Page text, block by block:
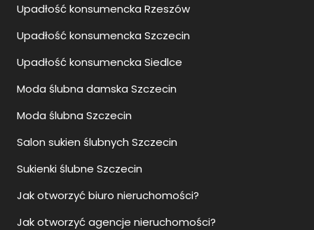
Upadłość konsumencka Rzeszów
Upadłość konsumencka Szczecin
Upadłość konsumencka Siedlce
Moda ślubna damska Szczecin
Moda ślubna Szczecin
Salon sukien ślubnych Szczecin
Sukienki ślubne Szczecin
Jak otworzyć biuro nieruchomości?
Jak otworzyć agencje nieruchomości?